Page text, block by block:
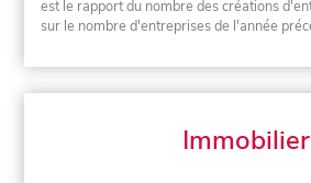
est le rapport du nombre des créations
sur le nombre d'entreprises de l'année
Immobilier